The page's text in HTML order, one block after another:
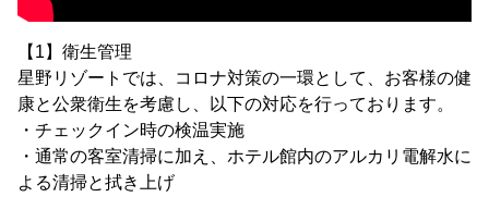
【1】衛生管理
星野リゾートでは、コロナ対策の一環として、お客様の健
康と公衆衛生を考慮し、以下の対応を行っております。
・チェックイン時の検温実施
・通常の客室清掃に加え、ホテル館内のアルカリ電解水に
よる清掃と拭き上げ